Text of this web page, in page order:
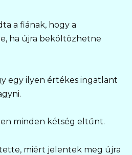
a fiának, hogy a
ha újra beköltözhetne
egy ilyen értékes ingatlant
minden kétség eltűnt.
miért jelentek meg újra